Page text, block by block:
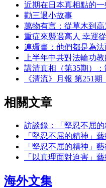
近期在日本真相點的一
勸三退小故事
萬物有言：從草木到高
重症來襲遇高人 幸運
連環畫：他們都是為法
上半年中共對法輪功
講清真相（第35期）
《清流》月報 第251期
相關文章
訪談錄：「堅忍不屈
「堅忍不屈的精神」
「堅忍不屈的精神」
「以真理面對迫害」
海外文集